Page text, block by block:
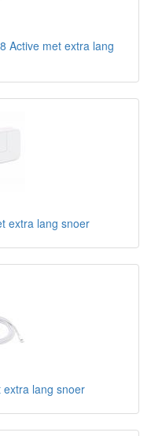
Active met extra lang
extra lang snoer
lang snoer